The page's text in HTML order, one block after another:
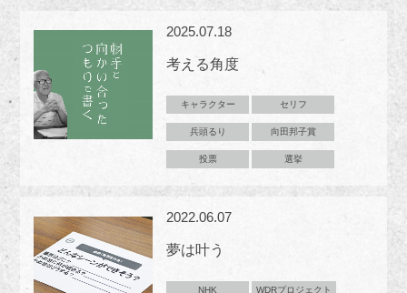
2025.07.18
考える角度
キャラクター セリフ
兵頭るり 向田邦子賞
投票 選挙
2022.06.07
夢は叶う
NHK WDRプロジェクト